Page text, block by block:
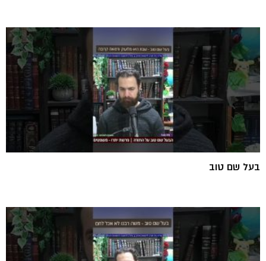
בעל שם טוב